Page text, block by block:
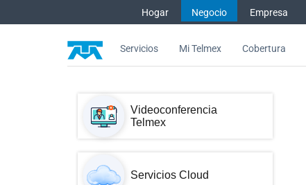
Hogar Negocio Empresa
Servicios Mi Telmex Cobertura
Oficina Digital - Asistencia
Videoconferencia
Telmex
Servicios Cloud